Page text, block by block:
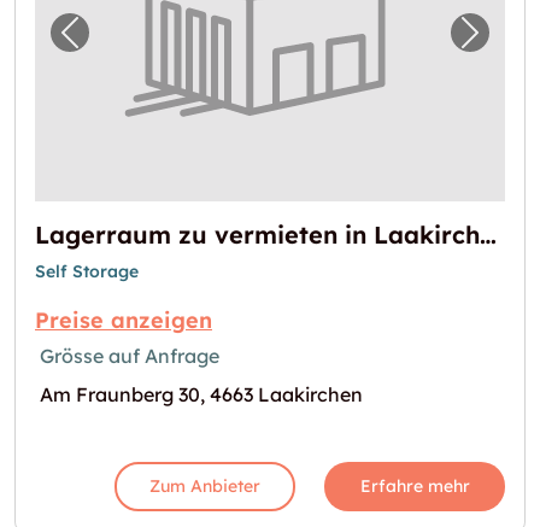
Vorheriges Bild für "Lagerraum zu
Lagerraum zu vermieten in Laakirchen
Self Storage
Preise anzeigen
Grösse auf Anfrage
Am Fraunberg 30, 4663 Laakirchen
Zum Anbieter Erfahre mehr